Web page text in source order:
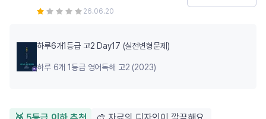
26.06.20
하루6개1등급 고2 Day17 (실전변형문제)
하루 6개 1등급 영어독해 고2 (2023)